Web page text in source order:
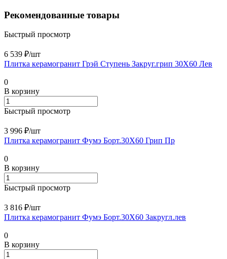
Рекомендованные товары
Быстрый просмотр
6 539 ₽/шт
Плитка керамогранит Грэй Ступень Закруг.грип 30X60 Лев
0
В корзину
Быстрый просмотр
3 996 ₽/шт
Плитка керамогранит Фумэ Борт.30X60 Грип Пр
0
В корзину
Быстрый просмотр
3 816 ₽/шт
Плитка керамогранит Фумэ Борт.30X60 Закругл.лев
0
В корзину